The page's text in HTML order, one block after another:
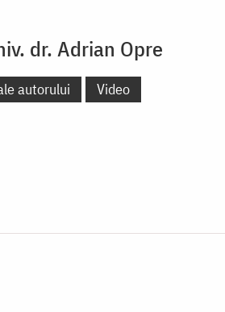
dr. Adrian Opre
autorului Video